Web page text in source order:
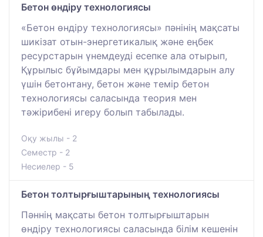
Бетон өндіру технологиясы
«Бетон өндіру технологиясы» пәнінің мақсаты
шикізат отын-энергетикалық және еңбек
ресурстарын үнемдеуді есепке ала отырып,
Құрылыс бұйымдары мен құрылымдарын алу
үшін бетонтану, бетон және темір бетон
технологиясы саласында теория мен
тәжірибені игеру болып табылады.
Оқу жылы - 2
Семестр - 2
Несиелер - 5
Бетон толтырғыштарының технологиясы
Пәннің мақсаты бетон толтырғыштарын
өндіру технологиясы саласында білім кешенін